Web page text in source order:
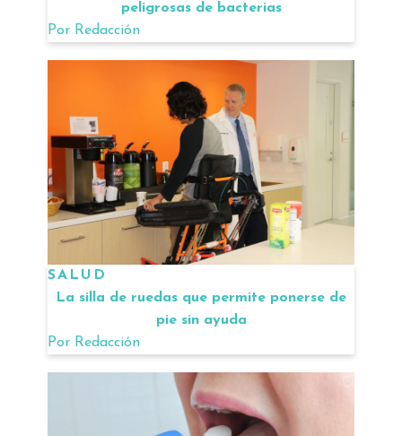
peligrosas de bacterias
Por Redacción
SALUD
La silla de ruedas que permite ponerse de
pie sin ayuda
Por Redacción